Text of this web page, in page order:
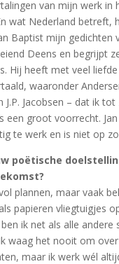
van mijn werk in
wat Nederland betreft,
Baptist mijn gedichten
Deens en begrijpt
Hij heeft met veel
waaronder
J.P. Jacobsen – dat ik tot
een groot voorrecht.
te werk en is niet op
poëtische
plannen, maar vaak
papieren vliegtuigjes
ik net als alle andere
waag het nooit om
maar ik werk wél